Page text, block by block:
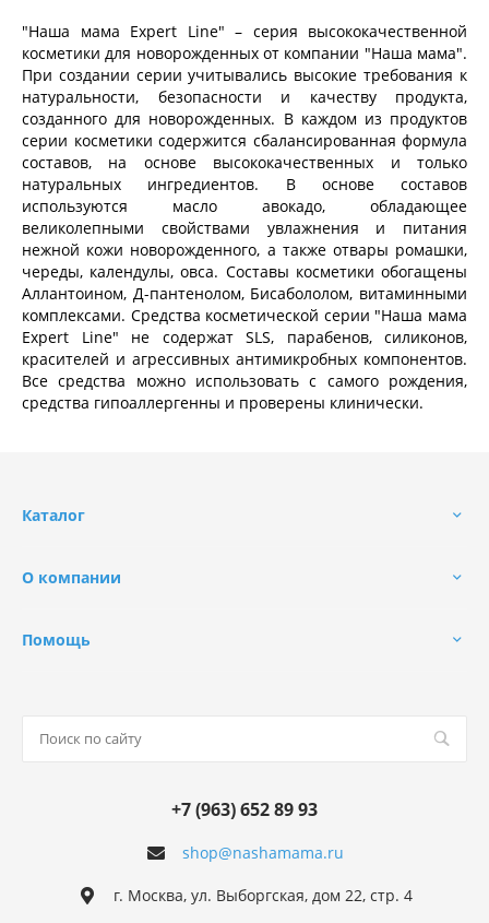
"Наша мама Expert Line" – серия высококачественной
косметики для новорожденных от компании "Наша мама".
При создании серии учитывались высокие требования к
натуральности, безопасности и качеству продукта,
созданного для новорожденных. В каждом из продуктов
серии косметики содержится сбалансированная формула
составов, на основе высококачественных и только
натуральных ингредиентов. В основе составов
используются масло авокадо, обладающее
великолепными свойствами увлажнения и питания
нежной кожи новорожденного, а также отвары ромашки,
череды, календулы, овса. Составы косметики обогащены
Аллантоином, Д-пантенолом, Бисабололом, витаминными
комплексами. Средства косметической серии "Наша мама
Expert Line" не содержат SLS, парабенов, силиконов,
красителей и агрессивных антимикробных компонентов.
Все средства можно использовать с самого рождения,
средства гипоаллергенны и проверены клинически.
Каталог
О компании
Помощь
shop@nashamama.ru
+7 (963) 652 89 93
г. Москва, ул. Выборгская, дом 22, стр. 4